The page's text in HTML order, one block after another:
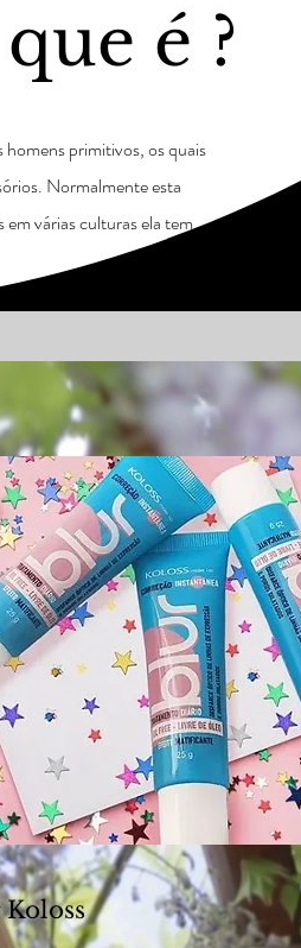
é ?
primitivos, os quais
Normalmente esta
em várias culturas ela tem